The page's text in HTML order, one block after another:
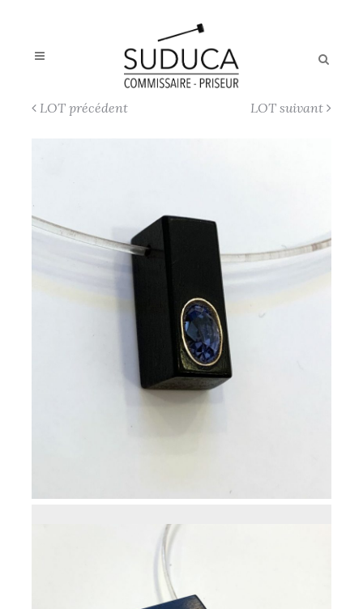
LOT précédent LOT suivant